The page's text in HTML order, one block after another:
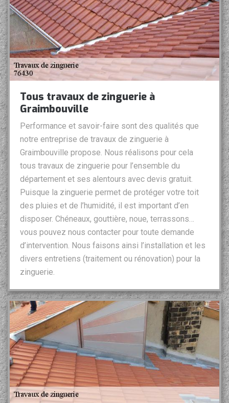
Tous travaux de zinguerie à
Graimbouville
Performance et savoir-faire sont des qualités que
notre entreprise de travaux de zinguerie à
Graimbouville propose. Nous réalisons pour cela
tous travaux de zinguerie pour l’ensemble du
département et ses alentours avec devis gratuit.
Puisque la zinguerie permet de protéger votre toit
des pluies et de l’humidité, il est important d’en
disposer. Chéneaux, gouttière, noue, terrassons…
vous pouvez nous contacter pour toute demande
d’intervention. Nous faisons ainsi l’installation et les
divers entretiens (traitement ou rénovation) pour la
zinguerie.